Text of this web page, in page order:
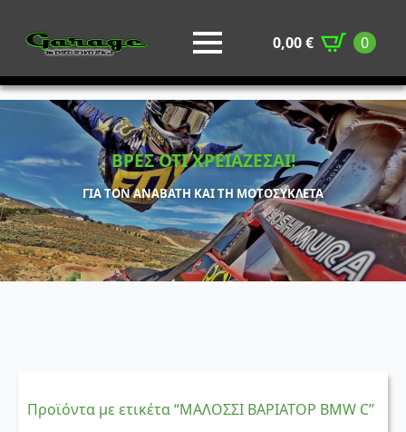
0,00€ 0
ΒΡΕΣ ΟΤΙ ΧΡΕΙΑΖΕΣΑΙ!
ΓΙΑ ΤΟΝ ΑΝΑΒΑΤΗ ΚΑΙ ΤΗ ΜΟΤΟΣΥΚΛΕΤΑ
Προϊόντα με ετικέτα “ΜΑΛΟΣΣΙ ΒΑΡΙΑΤΟΡ BMW C”